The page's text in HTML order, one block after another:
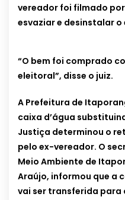
vereador foi filmado
esvaziar e desinstalar
“O bem foi comprado
eleitoral”, disse o juiz.
A Prefeitura de
caixa d’água
Justiça determinou o
pelo ex-vereador. O
Meio Ambiente de
Araújo, informou que a
vai ser transferida para